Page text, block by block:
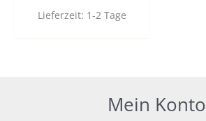
Lieferzeit: 1-2 Tage
Mein Konto